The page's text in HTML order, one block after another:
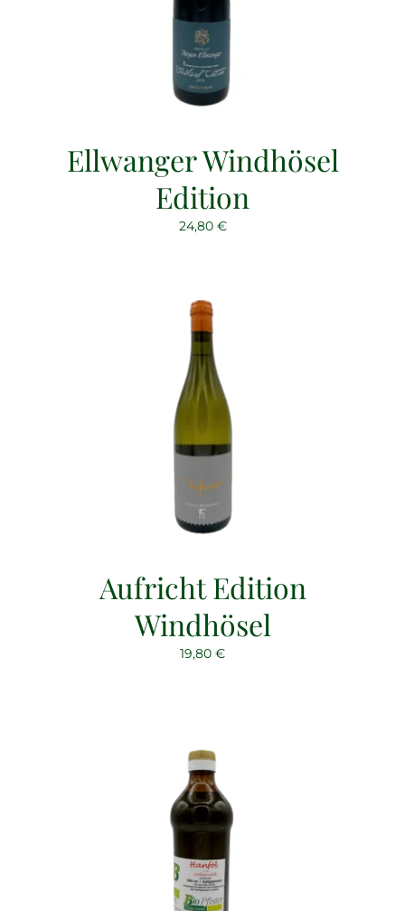
Ellwanger Windhösel
Edition
24,80 €
Aufricht Edition
Windhösel
19,80 €